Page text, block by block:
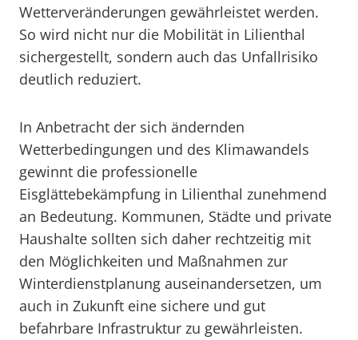
Wetterveränderungen gewährleistet werden.
So wird nicht nur die Mobilität in Lilienthal
sichergestellt, sondern auch das Unfallrisiko
deutlich reduziert.
In Anbetracht der sich ändernden
Wetterbedingungen und des Klimawandels
gewinnt die professionelle
Eisglättebekämpfung in Lilienthal zunehmend
an Bedeutung. Kommunen, Städte und private
Haushalte sollten sich daher rechtzeitig mit
den Möglichkeiten und Maßnahmen zur
Winterdienstplanung auseinandersetzen, um
auch in Zukunft eine sichere und gut
befahrbare Infrastruktur zu gewährleisten.